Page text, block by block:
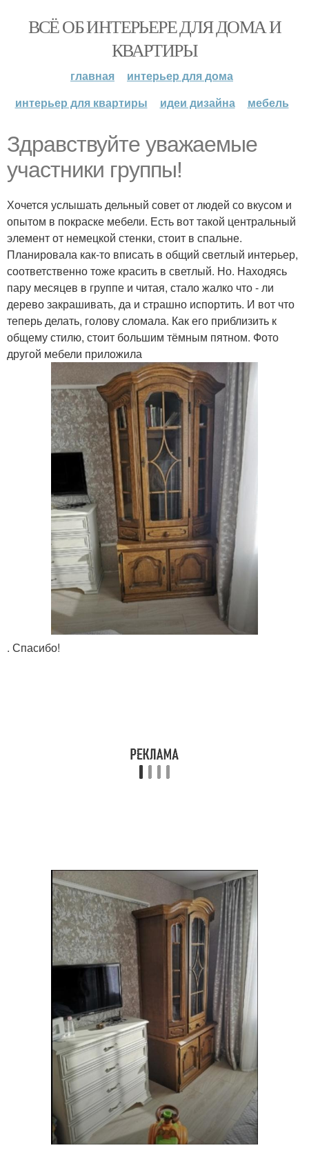
ВСЁ ОБ ИНТЕРЬЕРЕ ДЛЯ ДОМА И
КВАРТИРЫ
главная
интерьер для дома
интерьер для квартиры
идеи дизайна мебель
Здравствуйте уважаемые
участники группы!
Хочется услышать дельный совет от людей со вкусом и
опытом в покраске мебели. Есть вот такой центральный
элемент от немецкой стенки, стоит в спальне.
Планировала как-то вписать в общий светлый интерьер,
соответственно тоже красить в светлый. Но. Находясь
пару месяцев в группе и читая, стало жалко что - ли
дерево закрашивать, да и страшно испортить. И вот что
теперь делать, голову сломала. Как его приблизить к
общему стилю, стоит большим тёмным пятном. Фото
другой мебели приложила
. Спасибо!